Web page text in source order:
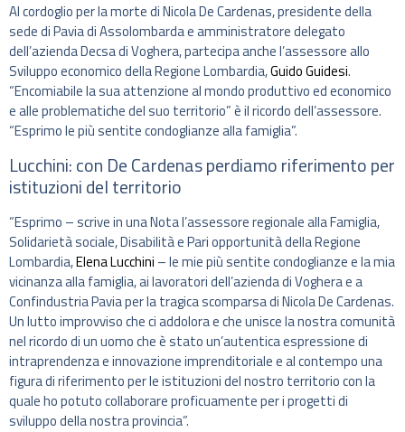
Al cordoglio per la morte di Nicola De Cardenas, presidente della
sede di Pavia di Assolombarda e amministratore delegato
dell’azienda Decsa di Voghera, partecipa anche l’assessore allo
Sviluppo economico della Regione Lombardia,Guido Guidesi.
“Encomiabile la sua attenzione al mondo produttivo ed economico
e alle problematiche del suo territorio” è il ricordo dell’assessore.
“Esprimo le più sentite condoglianze alla famiglia”.
Lucchini: con De Cardenas perdiamo riferimento per
istituzioni del territorio
“Esprimo – scrive in una Nota l’assessore regionale alla Famiglia,
Solidarietà sociale, Disabilità e Pari opportunità della Regione
Lombardia,Elena Lucchini – le mie più sentite condoglianze e la mia
vicinanza alla famiglia, ai lavoratori dell’azienda di Voghera e a
Confindustria Pavia per la tragica scomparsa di Nicola De Cardenas.
Un lutto improvviso che ci addolora e che unisce la nostra comunità
nel ricordo di un uomo che è stato un’autentica espressione di
intraprendenza e innovazione imprenditoriale e al contempo una
figura di riferimento per le istituzioni del nostro territorio con la
quale ho potuto collaborare proficuamente per i progetti di
sviluppo della nostra provincia”.